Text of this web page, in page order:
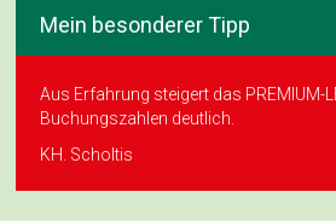
Mein besonderer Tipp
Aus Erfahrung steigert das PREMIUM-
Buchungszahlen deutlich.
KH. Scholtis